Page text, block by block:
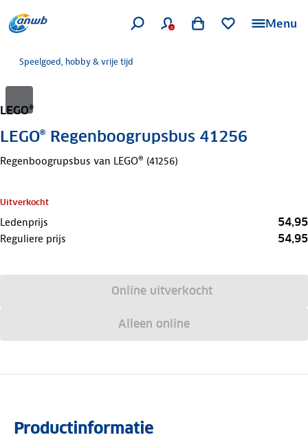
Menu
Speelgoed, hobby & vrije tijd
LEGO®
LEGO® Regenboogrupsbus 41256
Regenboogrupsbus van LEGO® (41256)
Uitverkocht
Ledenprijs 54,95
Reguliere prijs 54,95
Online uitverkocht
Alleen online
Productinformatie